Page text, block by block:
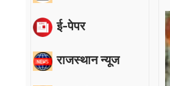
ई-पेपर
राजस्थान न्यूज